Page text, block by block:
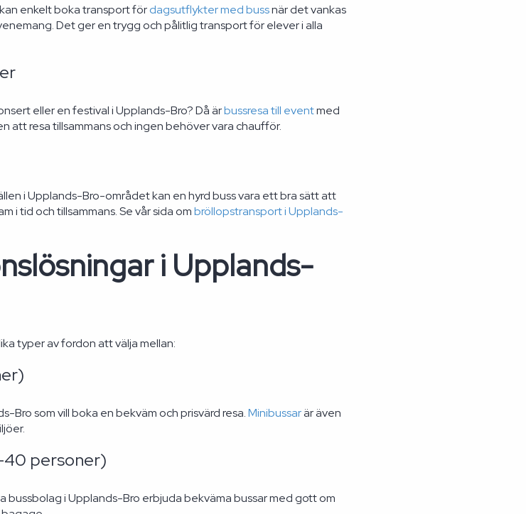
enkelt boka transport fördagsutflykter med bussnär det vankas
Det ger en trygg och pålitlig transport för elever i alla
eller en festival i Upplands-Bro? Då ärbussresa till eventmed
att resa tillsammans och ingen behöver vara chaufför.
i Upplands-Bro-området kan en hyrd buss vara ett bra sätt att
i tid och tillsammans. Se vår sida ombröllopstransport i Upplands-
i Upplands-
typer av fordon att välja mellan:
Bro som vill boka en bekväm och prisvärd resa.Minibussarär även
personer)
bussbolag i Upplands-Bro erbjuda bekväma bussar med gott om